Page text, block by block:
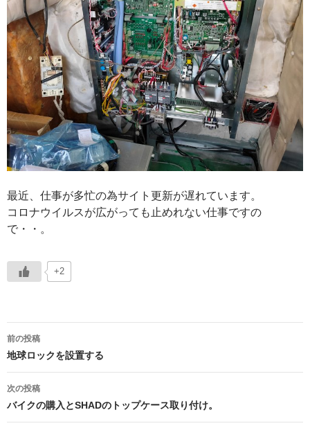
最近、仕事が多忙の為サイト更新が遅れています。
コロナウイルスが広がっても止めれない仕事ですの
で・・。
+2
投
稿
ナ
ビ
前の投稿
地球ロックを設置する
次の投稿
バイクの購入とSHADのトップケース取り付け。